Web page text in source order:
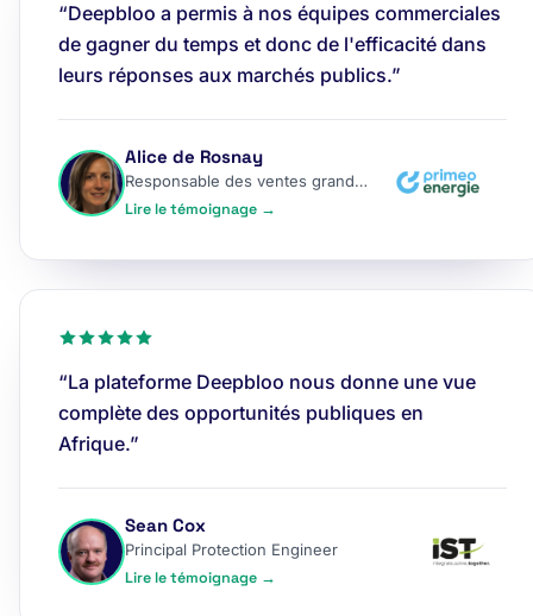
“Deepbloo a permis à nos équipes commerciales
de gagner du temps et donc de l'efficacité dans
leurs réponses aux marchés publics.”
Alice de Rosnay
Responsable des ventes grands comptes
Lire le témoignage →
“La plateforme Deepbloo nous donne une vue
complète des opportunités publiques en
Afrique.”
Sean Cox
Principal Protection Engineer
Lire le témoignage →